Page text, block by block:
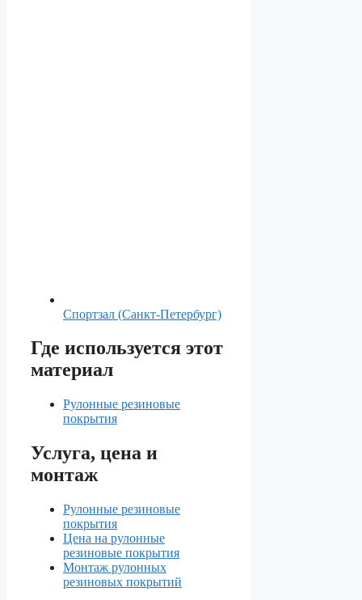
Спортзал (Санкт-Петербург)
Где используется этот
материал
Рулонные резиновые
покрытия
Услуга, цена и
монтаж
Рулонные резиновые
покрытия
Цена на рулонные
резиновые покрытия
Монтаж рулонных
резиновых покрытий